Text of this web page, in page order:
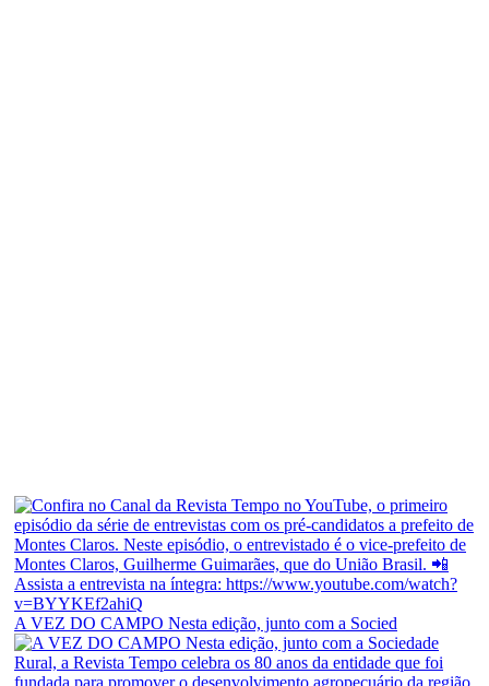
A VEZ DO CAMPO Nesta edição, junto com a Socied